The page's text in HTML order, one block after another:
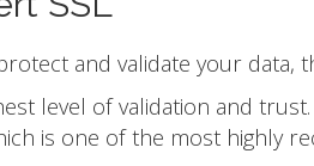
and validate your
level of validation and
is one of the most highly